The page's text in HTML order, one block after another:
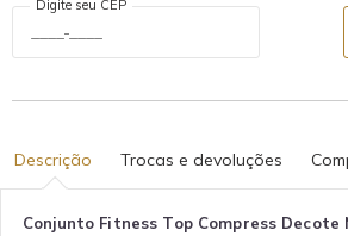
Digite seu CEP
Descrição Trocas e devoluções
Conjunto Fitness Top Compress Decote